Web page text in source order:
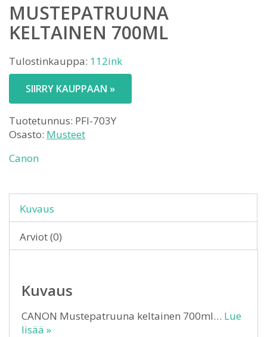
MUSTEPATRUUNA
KELTAINEN 700ML
Tulostinkauppa: 112ink
SIIRRY KAUPPAAN »
Tuotetunnus: PFI-703Y
Osasto: Musteet
Canon
Kuvaus
Arviot (0)
Kuvaus
CANON Mustepatruuna keltainen 700ml… Lue
lisää »